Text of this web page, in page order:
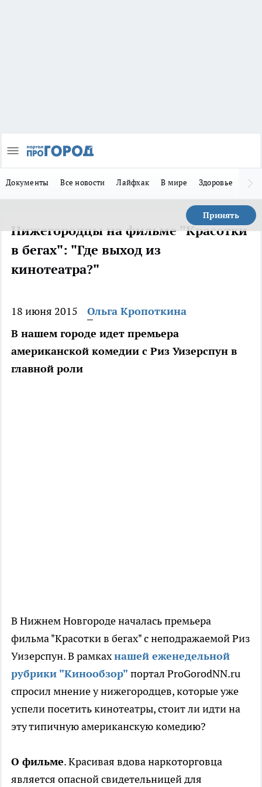
Документы Все новости Лайфхак В мире Здоровье
Принять
Нижегородцы на фильме "Красотки
в бегах": "Где выход из
кинотеатра?"
18 июня 2015
Ольга Кропоткина
В нашем городе идет премьера
американской комедии с Риз Уизерспун в
главной роли
В Нижнем Новгороде началась премьера
фильма "Красотки в бегах" с неподражаемой Риз
Уизерспун. В рамкахнашей еженедельной
рубрики "Кинообзор" портал ProGorodNN.ru
спросил мнение у нижегородцев, которые уже
успели посетить кинотеатры, стоит ли идти на
эту типичную американскую комедию?
О фильме. Красивая вдова наркоторговца
является опасной свидетельницей для